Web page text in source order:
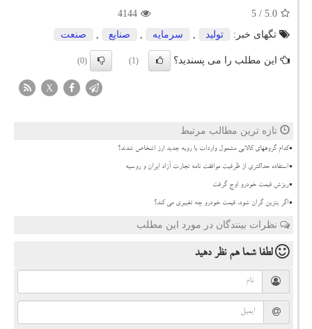
5.0
/ 5
4144
تگهای خبر:
تولید , سرمایه , صنایع , صنعت
این مطلب را می پسندید؟ (1)
(0)
X
تازه ترین مطالب مرتبط
کدام گروههای کالایی مشمول واردات با رویه جدید ارز اشخاص شدند؟
استفاده حداکثری از ظرفیت موافقت نامه تجارت آزاد ایران و روسیه
ریزش قیمت خودرو اوج گرفت
اگر بنزین گران شود، قیمت خودرو چه تغییری می کند؟
نظرات بینندگان در مورد این مطلب
لطفا شما همنظر دهید